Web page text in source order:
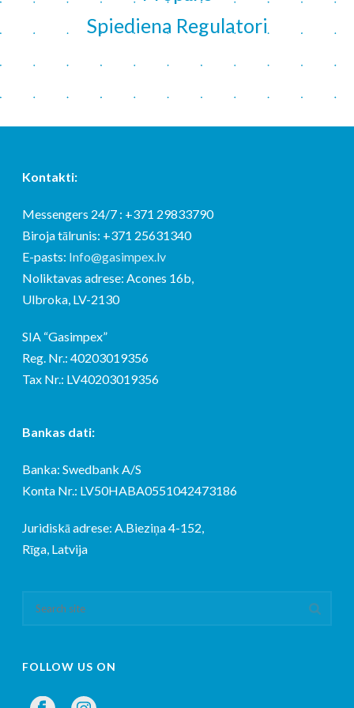
Spiediena Regulatori
Kontakti:
Messengers 24/7 : +371 29833790
Biroja tālrunis: +371 25631340
E-pasts: Info@gasimpex.lv
Noliktavas adrese: Acones 16b,
Ulbroka, LV-2130
SIA “Gasimpex”
Reg. Nr.: 40203019356
Tax Nr.: LV40203019356
Bankas dati:
Banka: Swedbank A/S
Konta Nr.: LV50HABA0551042473186
Juridiskā adrese: A.Bieziņa 4-152,
Rīga, Latvija
FOLLOW US ON